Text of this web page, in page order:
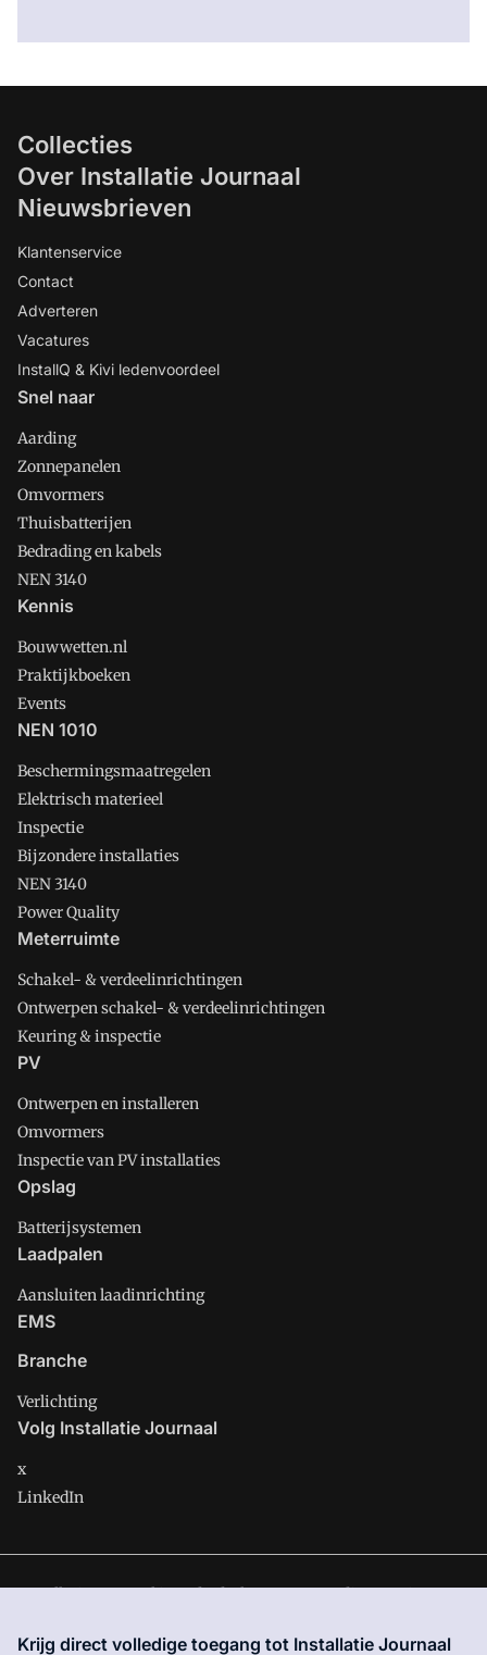
Collecties
Over Installatie Journaal
Nieuwsbrieven
Klantenservice
Contact
Adverteren
Vacatures
InstallQ & Kivi ledenvoordeel
Snel naar
Aarding
Zonnepanelen
Omvormers
Thuisbatterijen
Bedrading en kabels
NEN 3140
Kennis
Bouwwetten.nl
Praktijkboeken
Events
NEN 1010
Beschermingsmaatregelen
Elektrisch materieel
Inspectie
Bijzondere installaties
NEN 3140
Power Quality
Meterruimte
Schakel- & verdeelinrichtingen
Ontwerpen schakel- & verdeelinrichtingen
Keuring & inspectie
PV
Ontwerpen en installeren
Omvormers
Inspectie van PV installaties
Opslag
Batterijsystemen
Laadpalen
Aansluiten laadinrichting
EMS
Branche
Verlichting
Volg Installatie Journaal
x
LinkedIn
Installatie Journaal is onderdeel van VMN media. Lees inons
site zijn de volgende regelingen van toepassing:Algemene
Krijg direct volledige toegang tot Installatie Journaal